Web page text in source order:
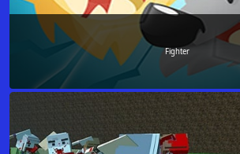
Fighter